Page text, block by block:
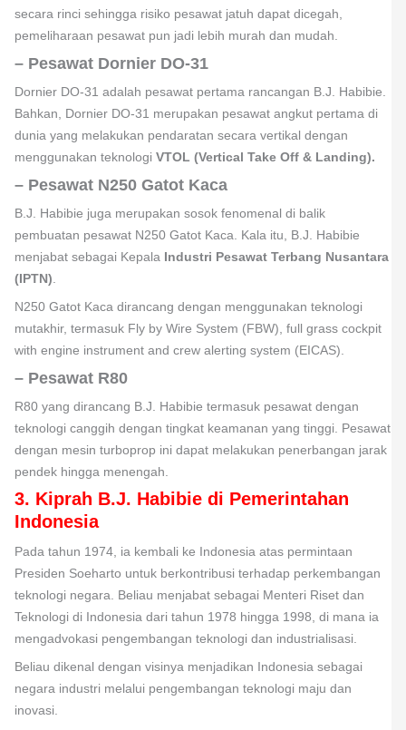
secara rinci sehingga risiko pesawat jatuh dapat dicegah,
pemeliharaan pesawat pun jadi lebih murah dan mudah.
– Pesawat Dornier DO-31
Dornier DO-31 adalah pesawat pertama rancangan B.J. Habibie.
Bahkan, Dornier DO-31 merupakan pesawat angkut pertama di
dunia yang melakukan pendaratan secara vertikal dengan
menggunakan teknologi VTOL (Vertical Take Off & Landing).
– Pesawat N250 Gatot Kaca
B.J. Habibie juga merupakan sosok fenomenal di balik
pembuatan pesawat N250 Gatot Kaca. Kala itu, B.J. Habibie
menjabat sebagai Kepala Industri Pesawat Terbang Nusantara
(IPTN)
N250 Gatot Kaca dirancang dengan menggunakan teknologi
mutakhir, termasuk Fly by Wire System (FBW), full grass cockpit
with engine instrument and crew alerting system (EICAS).
– Pesawat R80
R80 yang dirancang B.J. Habibie termasuk pesawat dengan
teknologi canggih dengan tingkat keamanan yang tinggi. Pesawat
dengan mesin turboprop ini dapat melakukan penerbangan jarak
pendek hingga menengah.
3. Kiprah B.J. Habibie di Pemerintahan
Indonesia
Pada tahun 1974, ia kembali ke Indonesia atas permintaan
Presiden Soeharto untuk berkontribusi terhadap perkembangan
teknologi negara. Beliau menjabat sebagai Menteri Riset dan
Teknologi di Indonesia dari tahun 1978 hingga 1998, di mana ia
mengadvokasi pengembangan teknologi dan industrialisasi.
Beliau dikenal dengan visinya menjadikan Indonesia sebagai
negara industri melalui pengembangan teknologi maju dan
inovasi.